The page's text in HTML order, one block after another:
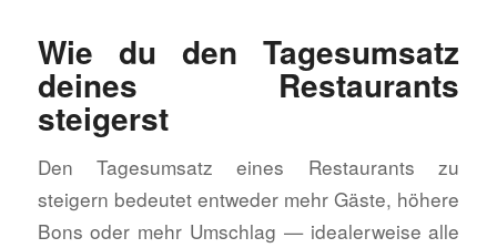
Wie du den Tagesumsatz
deines Restaurants
steigerst
Den Tagesumsatz eines Restaurants zu
steigern bedeutet entweder mehr Gäste, höhere
Bons oder mehr Umschlag — idealerweise alle